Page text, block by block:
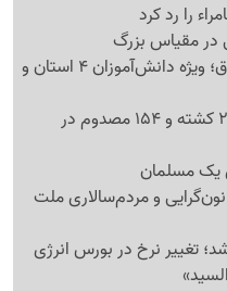
را رد کرد
در مقیاس بزرگ
تعیین تکلیف امتحانات نهایی معوق؛ ویژه دانش‌آموزان 4 استان و
آغاز موج بازگشت زائران اربعین؛ 24 کشته و 154 مصدوم در
یک مسلمان
و مردم‌سالاری ملت
تغییر نرخ در بورس انرژی